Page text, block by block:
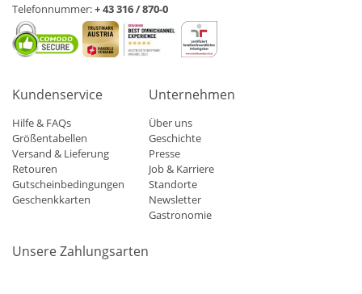
Telefonnummer:+ 43 316 / 870-0
Kundenservice
Hilfe & FAQs
Größentabellen
Versand & Lieferung
Retouren
Gutscheinbedingungen
Geschenkkarten
Unternehmen
Über uns
Geschichte
Presse
Job & Karriere
Standorte
Newsletter
Gastronomie
Unsere Zahlungsarten